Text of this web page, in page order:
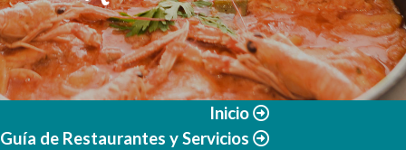
Inicio
Guía de Restaurantes y Servicios